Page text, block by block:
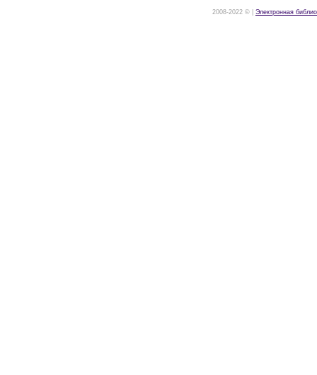
2008-2022 © | Электронная